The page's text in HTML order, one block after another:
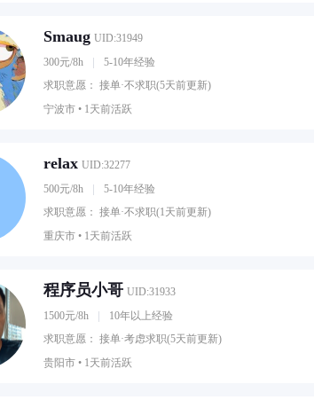
Smaug UID:31949
300元/8h
5-10年经验
求职意愿： 接单·不求职(5天前更新)
宁波市 • 1天前活跃
relax UID:32277
500元/8h
5-10年经验
求职意愿： 接单·不求职(1天前更新)
重庆市 • 1天前活跃
程序员小哥 UID:31933
1500元/8h
10年以上经验
求职意愿： 接单·考虑求职(5天前更新)
贵阳市 • 1天前活跃